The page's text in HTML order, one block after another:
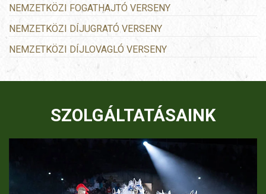
NEMZETKÖZI FOGATHAJTÓ VERSENY
NEMZETKÖZI DÍJUGRATÓ VERSENY
NEMZETKÖZI DÍJLOVAGLÓ VERSENY
SZOLGÁLTATÁSAINK